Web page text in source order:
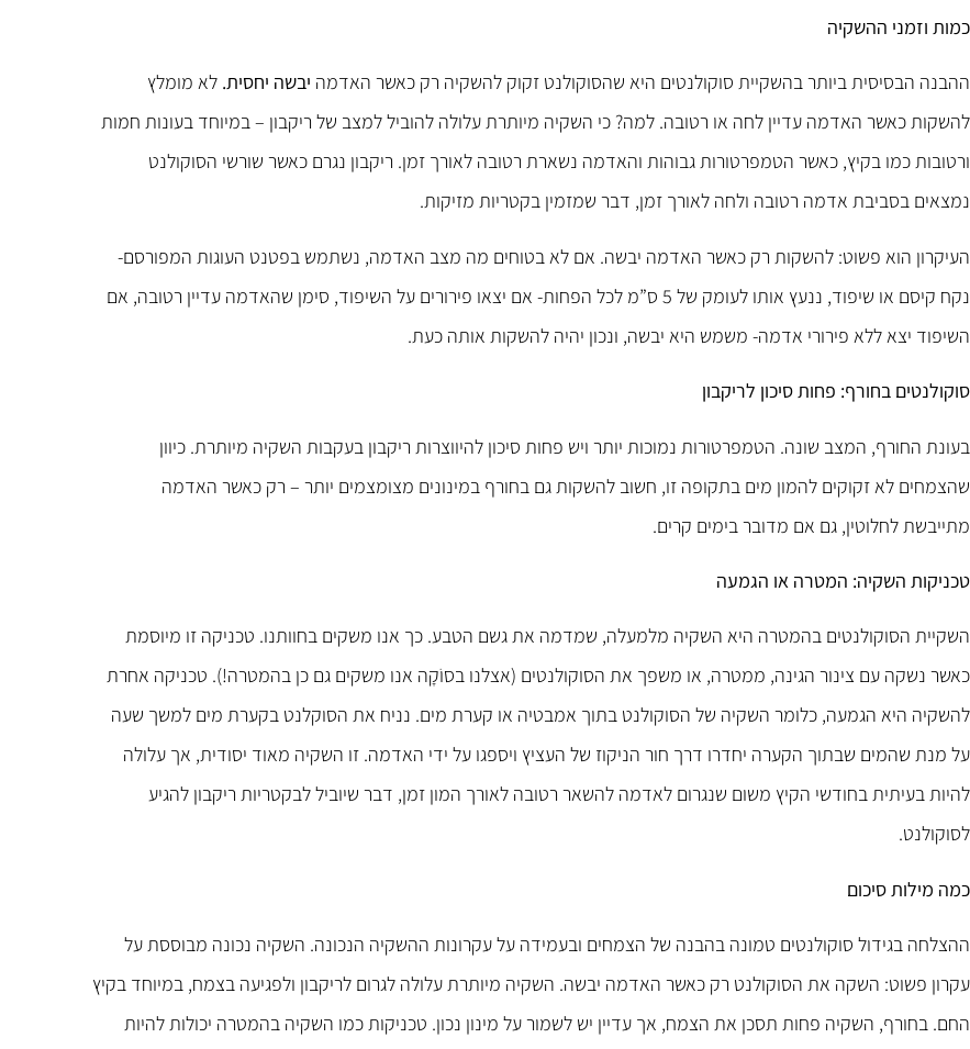
כמות וזמני ההשקיה
ההבנה הבסיסית ביותר בהשקיית סוקולנטים היא שהסוקולנט זקוק להשקיה רק כאשר האדמה יבשה יחסית. לא מומלץ
להשקות כאשר האדמה עדיין לחה או רטובה. למה? כי השקיה מיותרת עלולה להוביל למצב של ריקבון – במיוחד בעונות חמות
ורטובות כמו בקיץ, כאשר הטמפרטורות גבוהות והאדמה נשארת רטובה לאורך זמן. ריקבון נגרם כאשר שורשי הסוקולנט
נמצאים בסביבת אדמה רטובה ולחה לאורך זמן, דבר שמזמין בקטריות מזיקות.
העיקרון הוא פשוט: להשקות רק כאשר האדמה יבשה. אם לא בטוחים מה מצב האדמה, נשתמש בפטנט העוגות המפורסם-
נקח קיסם או שיפוד, ננעץ אותו לעומק של 5 ס”מ לכל הפחות- אם יצאו פירורים על השיפוד, סימן שהאדמה עדיין רטובה, אם
השיפוד יצא ללא פירורי אדמה- משמש היא יבשה, ונכון יהיה להשקות אותה כעת.
סוקולנטים בחורף: פחות סיכון לריקבון
בעונת החורף, המצב שונה. הטמפרטורות נמוכות יותר ויש פחות סיכון להיווצרות ריקבון בעקבות השקיה מיותרת. כיוון
שהצמחים לא זקוקים להמון מים בתקופה זו, חשוב להשקות גם בחורף במינונים מצומצמים יותר – רק כאשר האדמה
מתייבשת לחלוטין, גם אם מדובר בימים קרים.
טכניקות השקיה: המטרה או הגמעה
השקיית הסוקולנטים בהמטרה היא השקיה מלמעלה, שמדמה את גשם הטבע. כך אנו משקים בחוותנו. טכניקה זו מיוסמת
כאשר נשקה עם צינור הגינה, ממטרה, או משפך את הסוקולנטים (אצלנו בסוֹקָה אנו משקים גם כן בהמטרה!). טכניקה אחרת
להשקיה היא הגמעה, כלומר השקיה של הסוקולנט בתוך אמבטיה או קערת מים. נניח את הסוקלנט בקערת מים למשך שעה
על מנת שהמים שבתוך הקערה יחדרו דרך חור הניקוז של העציץ ויספגו על ידי האדמה. זו השקיה מאוד יסודית, אך עלולה
להיות בעיתית בחודשי הקיץ משום שנגרום לאדמה להשאר רטובה לאורך המון זמן, דבר שיוביל לבקטריות ריקבון להגיע
לסוקולנט.
כמה מילות סיכום
ההצלחה בגידול סוקולנטים טמונה בהבנה של הצמחים ובעמידה על עקרונות ההשקיה הנכונה. השקיה נכונה מבוססת על
עקרון פשוט: השקה את הסוקולנט רק כאשר האדמה יבשה. השקיה מיותרת עלולה לגרום לריקבון ולפגיעה בצמח, במיוחד בקיץ
החם. בחורף, השקיה פחות תסכן את הצמח, אך עדיין יש לשמור על מינון נכון. טכניקות כמו השקיה בהמטרה יכולות להיות